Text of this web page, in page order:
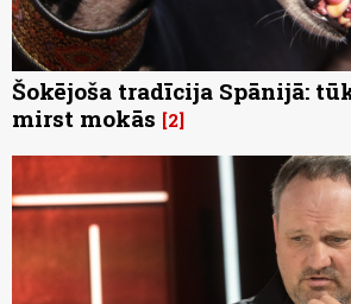
Šokējoša tradīcija Spānijā:
mirst mokās 2